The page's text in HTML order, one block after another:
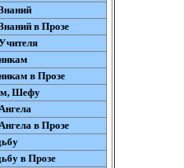
в Прозе
в Прозе
Шефу
в Прозе
в Прозе